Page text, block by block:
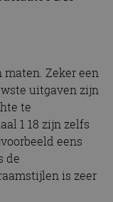
Zeker een
uitgaven zijn
te
1 18 zijn zelfs
eens
de
is zeer